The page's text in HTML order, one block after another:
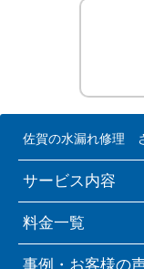
佐賀の水漏れ修理
サービス内容
料金一覧
事例・お客様の